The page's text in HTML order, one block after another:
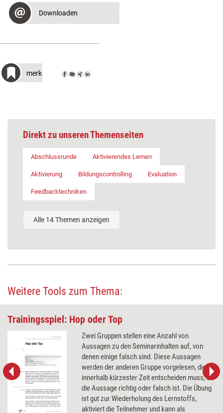
Downloaden
merken
Direkt zu unseren Themenseiten
Abschlussrunde Aktivierendes Lernen
Aktivierung Bildungscontrolling Evaluation
Feedbacktechniken
Alle 14 Themen anzeigen
Weitere Tools zum Thema:
Trainingsspiel: Hop oder Top
Zwei Gruppen stellen eine Anzahl von
Aussagen zu den Seminarinhalten auf, von
denen einige falsch sind. Diese Aussagen
werden der anderen Gruppe vorgelesen, die
innerhalb kürzester Zeit entscheiden muss, ob
die Aussage richtig oder falsch ist. Die Übung
ist gut zur Wiederholung des Lernstoffs,
aktiviert die Teilnehmer und kann als